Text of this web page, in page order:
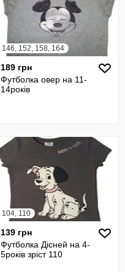
146, 152, 158, 164
189 грн
Футболка овер на 11-
14років
104, 110
139 грн
Футболка Дісней на 4-
5років зріст 110